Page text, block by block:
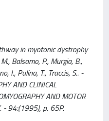
in myotonic dystrophy
Balsamo, P., Murgia, B.,
I., Pulina, T., Traccis, S.. -
AND CLINICAL
AND MOTOR
- 94:(1995), p. 65P.